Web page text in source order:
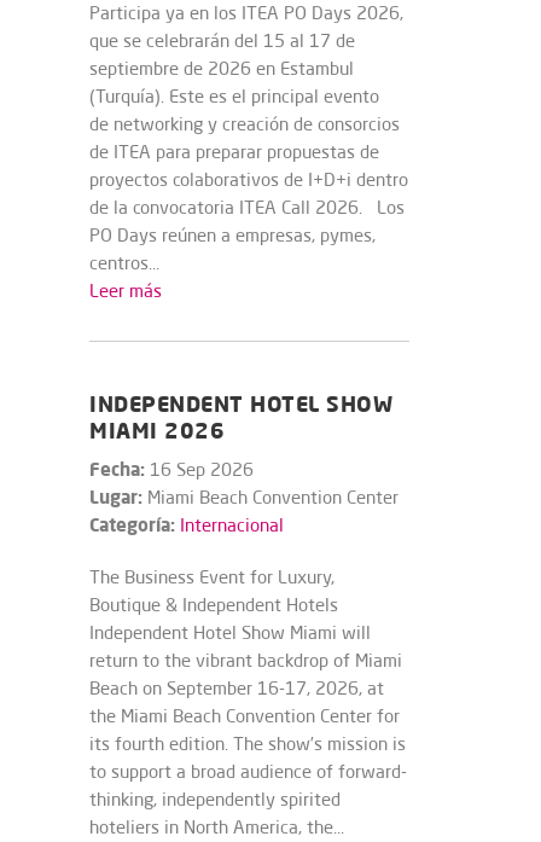
Participa ya en los ITEA PO Days 2026,
que se celebrarán del 15 al 17 de
septiembre de 2026 en Estambul
(Turquía). Este es el principal evento
de networking y creación de consorcios
de ITEA para preparar propuestas de
proyectos colaborativos de I+D+i dentro
de la convocatoria ITEA Call 2026. Los
PO Days reúnen a empresas, pymes,
centros...
Leer más
INDEPENDENT HOTEL SHOW
MIAMI 2026
Fecha: 16 Sep 2026
Lugar: Miami Beach Convention Center
Categoría: Internacional
The Business Event for Luxury,
Boutique & Independent Hotels
Independent Hotel Show Miami will
return to the vibrant backdrop of Miami
Beach on September 16-17, 2026, at
the Miami Beach Convention Center for
its fourth edition. The show’s mission is
to support a broad audience of forward-
thinking, independently spirited
hoteliers in North America, the...